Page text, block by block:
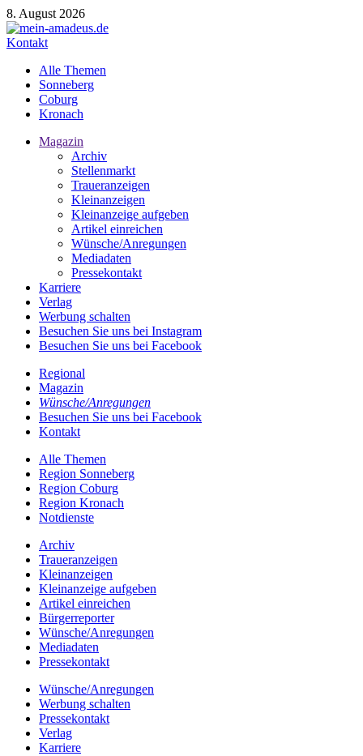
8. August 2026
Kontakt
Alle Themen
Sonneberg
Coburg
Kronach
Magazin
Archiv
Stellenmarkt
Traueranzeigen
Kleinanzeigen
Kleinanzeige aufgeben
Artikel einreichen
Wünsche/Anregungen
Mediadaten
Pressekontakt
Karriere
Verlag
Werbung schalten
Besuchen Sie uns bei Instagram
Besuchen Sie uns bei Facebook
Regional
Magazin
Wünsche/Anregungen
Besuchen Sie uns bei Facebook
Kontakt
Alle Themen
Region Sonneberg
Region Coburg
Region Kronach
Notdienste
Archiv
Traueranzeigen
Kleinanzeigen
Kleinanzeige aufgeben
Artikel einreichen
Bürgerreporter
Wünsche/Anregungen
Mediadaten
Pressekontakt
Wünsche/Anregungen
Werbung schalten
Pressekontakt
Verlag
Karriere